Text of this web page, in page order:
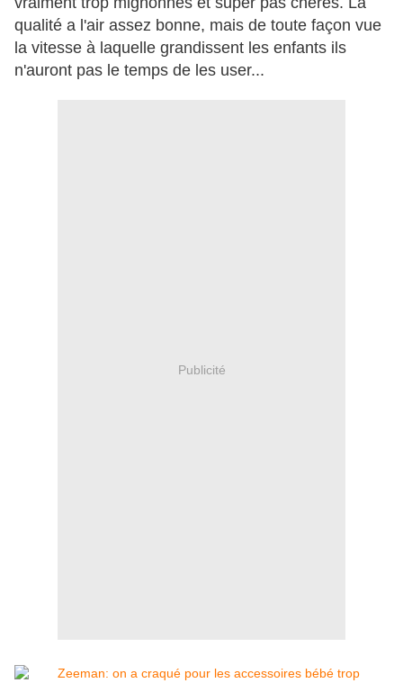
qualité a l'air assez bonne, mais de toute façon vue
la vitesse à laquelle grandissent les enfants ils
n'auront pas le temps de les user...
Publicité